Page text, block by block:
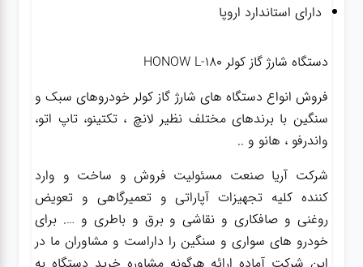
دارای استاندارد اروپا
دستگاه شارژ گاز کولر HONOW L-180
فروش انواع دستگاه های شارژ گاز کولر خودروهای سبک و
سنگین با برندهای مختلف نظیر لانچ ، تکتینو، تاپ اتو،
واندرفو ، هانو و ..
شرکت آریا صنعت مسئولیت فروش و ساخت و وارد
کننده کلیه تجهیزات آپاراتی و تعمیرگاهی و تعویض
روغنی و صافکاری و نقاشی و برق و باطری و …. برای
خودرو های سواری و سنگین را داراست و مشاوران ما در